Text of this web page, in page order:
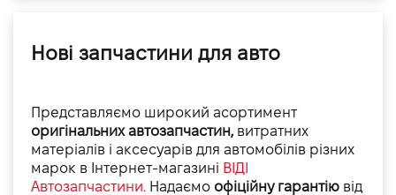
Нові запчастини для авто
Представляємо широкий асортимент
оригінальних автозапчастин, витратних
матеріалів і аксесуарів для автомобілів різних
марок в Інтернет-магазині ВІДІ
Автозапчастини. Надаємо офіційну гарантію від